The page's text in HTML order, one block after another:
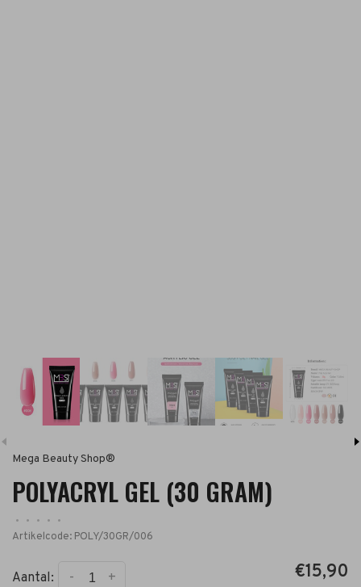
Mega Beauty Shop®
POLYACRYL GEL (30 GRAM)
• • • •
•
Artikelcode: POLY/30GR/006
Aantal: +
- €15,90